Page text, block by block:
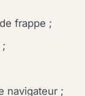
frappe ;
;
navigateur ;